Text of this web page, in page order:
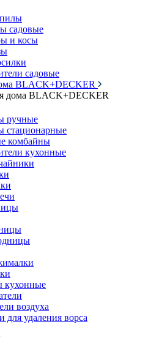
садовые
и косы
садовые
BLACK+DECKER
дома BLACK+DECKER
ручные
стационарные
комбайны
кухонные
кухонные
воздуха
удаления ворса